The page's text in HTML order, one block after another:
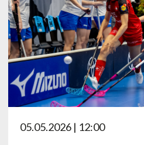
05.05.2026 | 12:00